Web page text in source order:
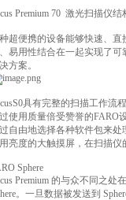
Premium 70 激光扫描仪结
超便携的设备能够快速、
易用性结合在一起实现了
方案。
具有完整的扫描工作流程
使用质量倍受赞誉的FARO
自由地选择各种软件包来
亮度的大触摸屏，在扫描
Sphere
Premium 的与众不同之
。一旦数据被发送到